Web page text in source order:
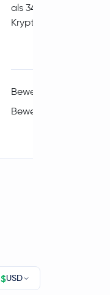
als 34
Kryptowährungen.
Bewertung:
Bewertungen:
$USD